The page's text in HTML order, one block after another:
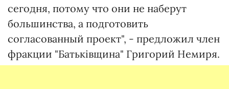
сегодня, потому что они не наберут
большинства, а подготовить
согласованный проект", - предложил член
фракции "Батьківщина" Григорий Немиря.